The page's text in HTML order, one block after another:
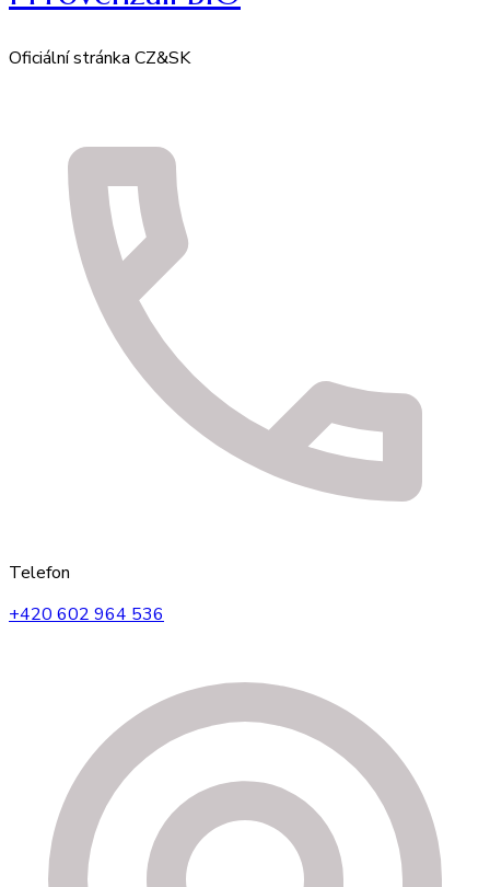
Oficiální stránka CZ&SK
Telefon
+420 602 964 536